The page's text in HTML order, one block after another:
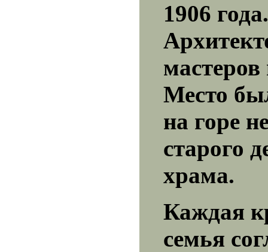
1906 года.
Место
на горе
старого
храма.
Каждая
семья